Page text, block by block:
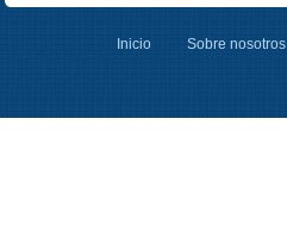
Inicio Sobre nosotros